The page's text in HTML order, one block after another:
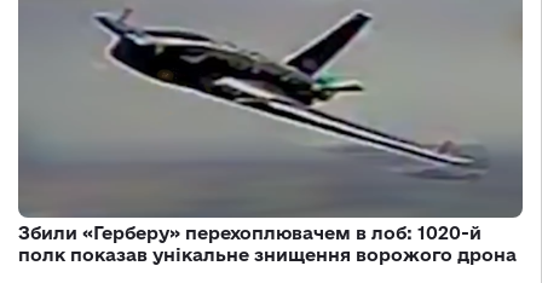
Збили «Герберу» перехоплювачем в лоб: 1020-й
полк показав унікальне знищення ворожого дрона